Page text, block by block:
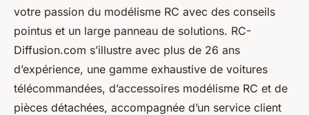
votre passion du modélisme RC avec des conseils
pointus et un large panneau de solutions. RC-
Diffusion.com s’illustre avec plus de 26 ans
d’expérience, une gamme exhaustive de voitures
télécommandées, d’accessoires modélisme RC et de
pièces détachées, accompagnée d’un service client